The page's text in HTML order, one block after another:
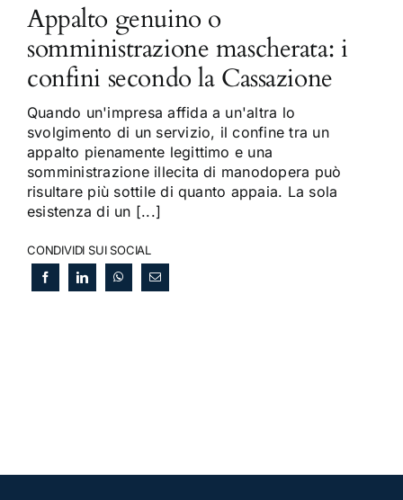
Appalto genuino o
somministrazione mascherata: i
confini secondo la Cassazione
Quando un'impresa affida a un'altra lo
svolgimento di un servizio, il confine tra un
appalto pienamente legittimo e una
somministrazione illecita di manodopera può
risultare più sottile di quanto appaia. La sola
esistenza di un [...]
CONDIVIDI SUI SOCIAL